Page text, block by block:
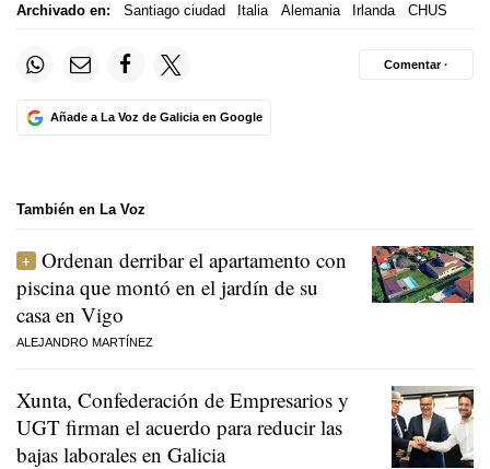
Archivado en: Santiago ciudad Italia Alemania Irlanda CHUS
Añade a La Voz de Galicia en Google
Comentar ·
También en La Voz
Ordenan derribar el apartamento con
piscina que montó en el jardín de su
casa en Vigo
ALEJANDRO MARTÍNEZ
Xunta, Confederación de Empresarios y
UGT firman el acuerdo para reducir las
bajas laborales en Galicia